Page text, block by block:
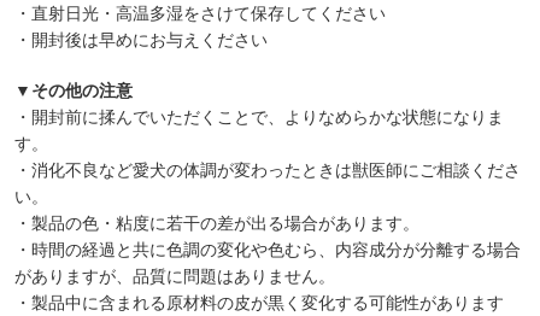
・直射日光・高温多湿をさけて保存してください
・開封後は早めにお与えください
▼その他の注意
・開封前に揉んでいただくことで、よりなめらかな状態になりま
す。
・消化不良など愛犬の体調が変わったときは獣医師にご相談くださ
い。
・製品の色・粘度に若干の差が出る場合があります。
・時間の経過と共に色調の変化や色むら、内容成分が分離する場合
がありますが、品質に問題はありません。
・製品中に含まれる原材料の皮が黒く変化する可能性があります